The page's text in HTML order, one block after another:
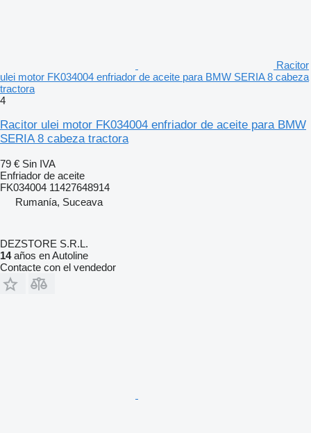
Racitor
ulei motor FK034004 enfriador de aceite para BMW SERIA 8 cabeza
tractora
4
Racitor ulei motor FK034004 enfriador de aceite para BMW
SERIA 8 cabeza tractora
79 € Sin IVA
Enfriador de aceite
FK034004 11427648914
Rumanía, Suceava
DEZSTORE S.R.L.
14años en Autoline
Contacte con el vendedor